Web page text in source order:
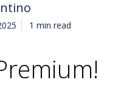
1 min read